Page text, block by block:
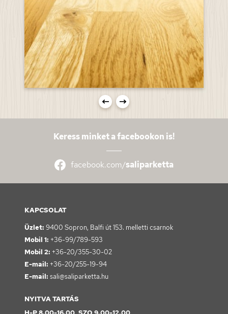
Keress minket a facebookon is!
facebook.com/saliparketta
KAPCSOLAT
Üzlet: 9400 Sopron, Balfi út 153. melletti csarnok
Mobil 1: +36-99/789-593
Mobil 2: +36-20/355-30-02
E-mail: +36-20/255-19-94
E-mail: sali@saliparketta.hu
NYITVA TARTÁS